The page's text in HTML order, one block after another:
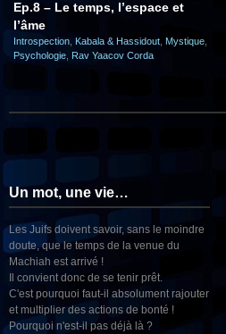
Ep.8 – Le temps, l’espace et
l’âme
Introspection Kabala & Hassidout Mystique
Psychologie Rav Yaacov Corda
Un mot, une vie…
Les Juifs doivent savoir, sans le moindre
doute, que le temps de la venue du
Machiah est arrivé !
Il convient donc de se tenir prêt.
C'est pourquoi faut-il absolument rajouter
et multiplier des actions de bonté !
Pourquoi n'est-il pas déjà là ?